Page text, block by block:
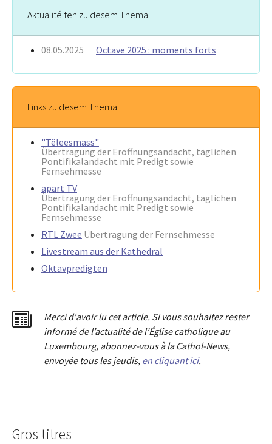
Aktualitéiten zu dësem Thema
08.05.2025 Octave 2025 : moments forts
Links zu dësem Thema
"Tëleesmass"
Übertragung der Eröffnungsandacht, täglichen
Pontifikalandacht mit Predigt sowie
Fernsehmesse
apart TV
Übertragung der Eröffnungsandacht, täglichen
Pontifikalandacht mit Predigt sowie
Fernsehmesse
RTL Zwee Übertragung der Fernsehmesse
Livestream aus der Kathedral
Oktavpredigten
Merci d'avoir lu cet article. Si vous souhaitez rester
informé de l’actualité de l’Église catholique au
Luxembourg, abonnez-vous à la Cathol-News,
envoyée tous les jeudis, en cliquant ici.
Gros titres